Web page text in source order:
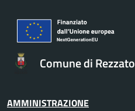
Comune di Rezzato
AMMINISTRAZIONE